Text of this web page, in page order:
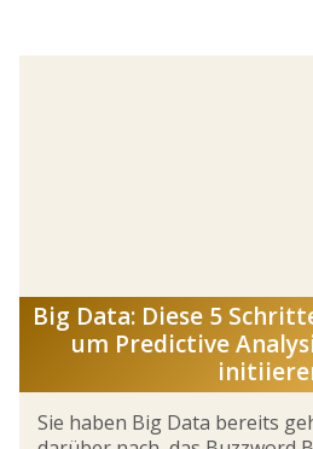
Big Data: Diese 5
um Predictive
Sie haben Big Data bereits